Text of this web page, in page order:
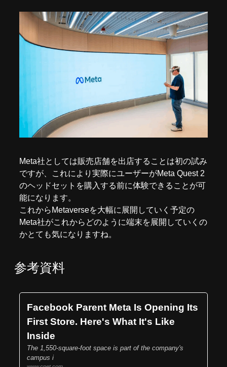
Meta社としては販売店舗を出店することは初の試み
ですが、これにより実際にユーザーがMeta Quest 2
のヘッドセットを購入する前に体験できることが可
能になります。
これからMetaverseを大幅に展開していく予定の
Meta社がこれからどのように端末を展開していくの
かとても気になりますね。
参考資料
Facebook Parent Meta Is Opening Its
First Store. Here's What It's Like
Inside
The 1,550-square-foot space is part of the company's
campus i